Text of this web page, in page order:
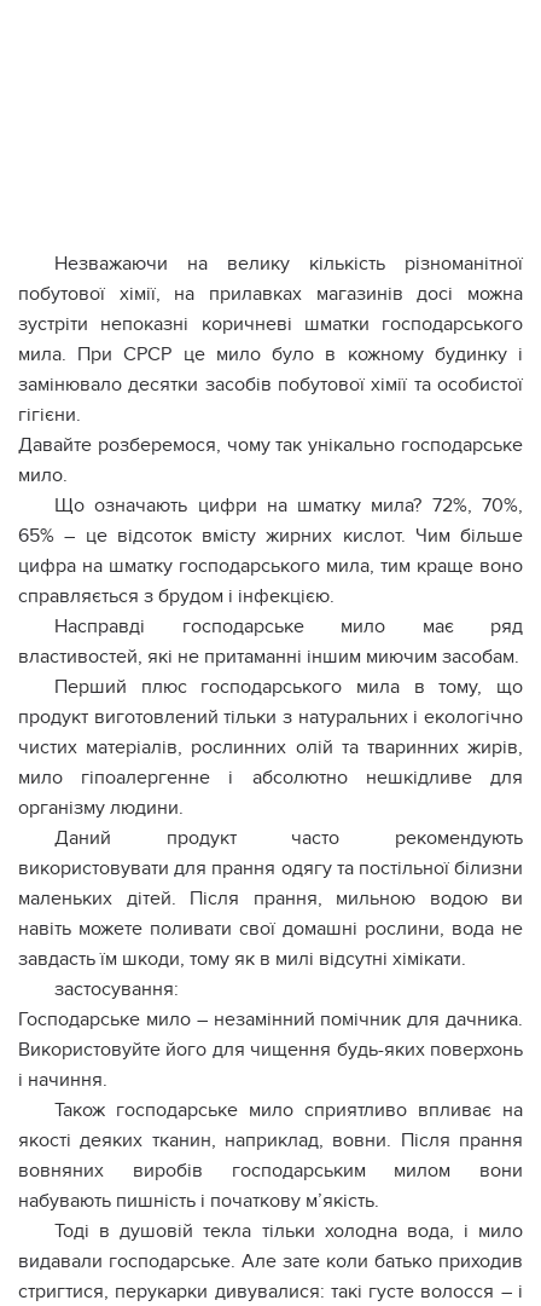
Незважаючи на велику кількість різноманітної
побутової хімії, на прилавках магазинів досі можна
зустріти непоказні коричневі шматки господарського
мила. При СРСР це мило було в кожному будинку і
замінювало десятки засобів побутової хімії та особистої
гігієни.
Давайте розберемося, чому так унікально господарське
мило.
Що означають цифри на шматку мила? 72%, 70%,
65% – це відсоток вмісту жирних кислот. Чим більше
цифра на шматку господарського мила, тим краще воно
справляється з брудом і iнфекцiєю.
Насправді господарське мило має ряд
властивостей, які не притаманні іншим миючим засобам.
Перший плюс господарського мила в тому, що
продукт виготовлений тільки з натуральних і екологічно
чистих матеріалів, рослинних олій та тваринних жирів,
мило гіпоалергеннe і абсолютно нешкідливe для
організму людини.
Даний продукт часто рекомендують
використовувати для прання одягу та постільної білизни
маленьких дітей. Після прання, мильною водою ви
навіть можете поливати свої домашні рослини, вода не
завдасть їм шкоди, тому як в милі відсутні хімікати.
застосування:
Господарське мило – незамінний помічник для дачника.
Використовуйте його для чищення будь-яких поверхонь
і начиння.
Також господарське мило сприятливо впливає на
якості деяких тканин, наприклад, вовни. Після прання
вовняних виробів господарським милом вони
набувають пишність і початкову м’якість.
Тоді в душовій текла тільки холодна вода, і мило
видавали господарське. Але зате коли батько приходив
стригтися, перукарки дивувалися: такі густе волосся – і